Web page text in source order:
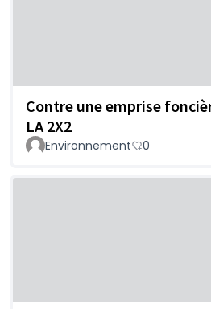
Contre une emprise
LA 2X2
Environnement 0